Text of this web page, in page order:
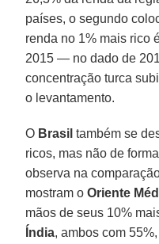
países, o segundo
renda no 1% mais rico
2015 — no dado de
concentração turca
o levantamento.
O Brasil também se
ricos, mas não de
observa na
mostram oOriente
mãos de seus 10%
Índia, ambos com